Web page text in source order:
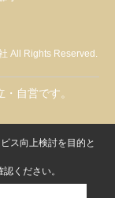
All Rights Reserved.
自営です。
ス向上検討を目的と
認ください。